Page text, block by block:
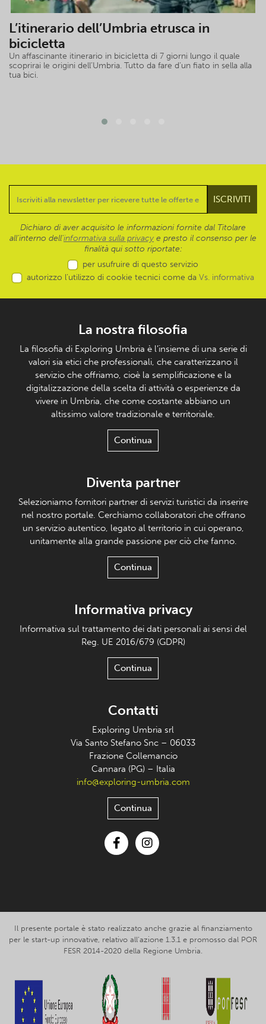
L’itinerario dell’Umbria etrusca in
bicicletta
Un affascinante itinerario in bicicletta di 7 giorni lungo il quale
scoprirai le origini dell’Umbria. Tutto da fare d’un fiato in sella alla
tua bici.
Dichiaro di aver acquisito le informazioni fornite dal Titolare
all’interno dell'informativa sulla privacy e presto il consenso per le
finalità qui sotto riportate:
per usufruire di questo servizio
autorizzo l’utilizzo di cookie tecnici come da Vs. informativa
La nostra filosofia
La filosofia di Exploring Umbria è l’insieme di una serie di
valori sia etici che professionali, che caratterizzano il
servizio che offriamo, cioè la semplificazione e la
digitalizzazione della scelta di attività o esperienze da
vivere in Umbria, che come costante abbiano un
altissimo valore tradizionale e territoriale.
Continua
Diventa partner
Selezioniamo fornitori partner di servizi turistici da inserire
nel nostro portale. Cerchiamo collaboratori che offrano
un servizio autentico, legato al territorio in cui operano,
unitamente alla grande passione per ciò che fanno.
Continua
Informativa privacy
Informativa sul trattamento dei dati personali ai sensi del
Reg. UE 2016/679 (GDPR)
Continua
Contatti
Exploring Umbria srl
Via Santo Stefano Snc – 06033
Frazione Collemancio
Cannara (PG) – Italia
info@exploring-umbria.com
Continua
Il presente portale è stato realizzato anche grazie al finanziamento
per le start-up innovative, relativo all’azione 1.3.1 e promosso dal POR
FESR 2014-2020 della Regione Umbria.